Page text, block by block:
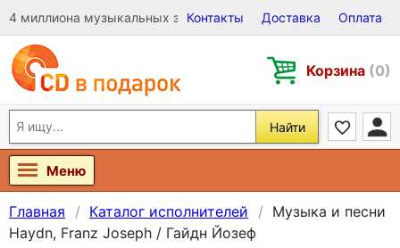
4 миллиона музыкальных записей на Виниле, CD и DVD
Контакты Доставка Оплата
Корзина (0)
Найти
Меню
Главная Каталог исполнителей
Музыка и песни
Haydn, Franz Joseph / Гайдн Йозеф